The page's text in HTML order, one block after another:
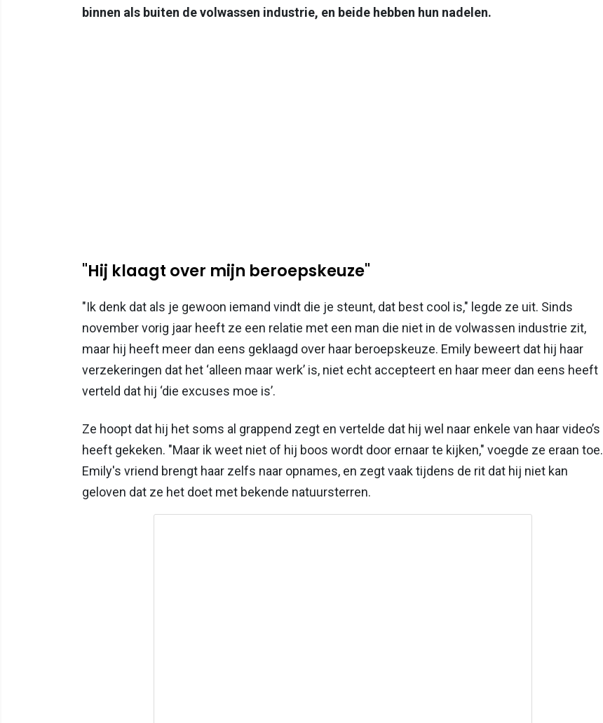
binnen als buiten de volwassen industrie, en beide hebben hun nadelen.
"Hij klaagt over mijn beroepskeuze"
"Ik denk dat als je gewoon iemand vindt die je steunt, dat best cool is," legde ze uit. Sinds
november vorig jaar heeft ze een relatie met een man die niet in de volwassen industrie zit,
maar hij heeft meer dan eens geklaagd over haar beroepskeuze. Emily beweert dat hij haar
verzekeringen dat het ‘alleen maar werk’ is, niet echt accepteert en haar meer dan eens heeft
verteld dat hij ‘die excuses moe is’.
Ze hoopt dat hij het soms al grappend zegt en vertelde dat hij wel naar enkele van haar video’s
heeft gekeken. "Maar ik weet niet of hij boos wordt door ernaar te kijken," voegde ze eraan toe.
Emily's vriend brengt haar zelfs naar opnames, en zegt vaak tijdens de rit dat hij niet kan
geloven dat ze het doet met bekende natuursterren.